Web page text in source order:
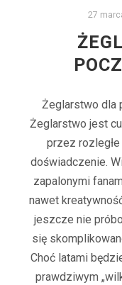
27
Żeglarstwo dla
Żeglarstwo jest
przez
doświadczenie.
zapalonymi
nawet
jeszcze nie
się
Choć latami
prawdziwym